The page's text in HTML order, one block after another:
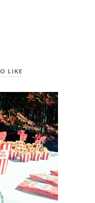
LIKE